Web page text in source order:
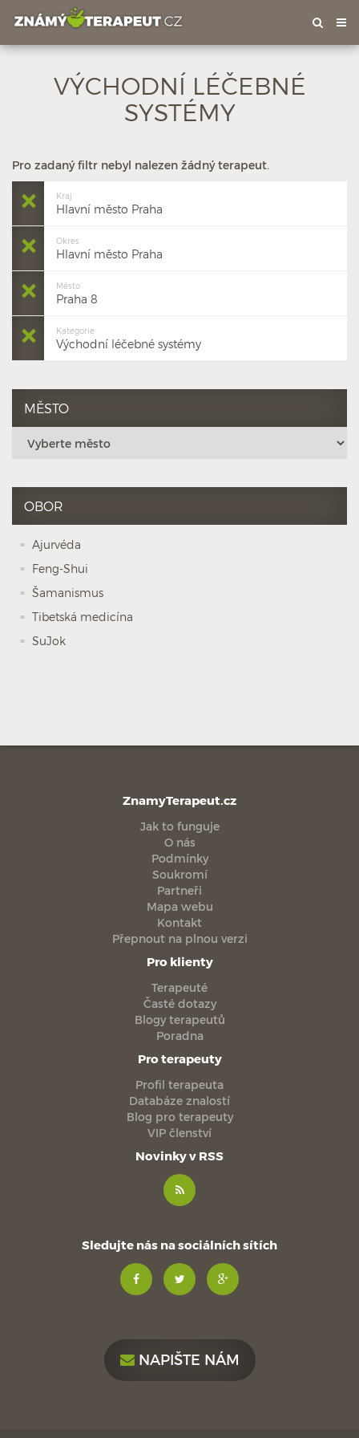
VÝCHODNÍ LÉČEBNÉ
SYSTÉMY
Pro zadaný filtr nebyl nalezen žádný terapeut.
Kraj
Hlavní město Praha
Okres
Hlavní město Praha
Město
Praha 8
Kategorie
Východní léčebné systémy
MĚSTO
OBOR
Ajurvéda
Feng-Shui
Šamanismus
Tibetská medicína
SuJok
ZnamyTerapeut.cz
Jak to funguje
O nás
Podmínky
Soukromí
Partneři
Mapa webu
Kontakt
Přepnout na plnou verzi
Pro klienty
Terapeuté
Časté dotazy
Blogy terapeutů
Poradna
Pro terapeuty
Profil terapeuta
Databáze znalostí
Blog pro terapeuty
VIP členství
Novinky v RSS
Sledujte nás na sociálních sítích
NAPIŠTE NÁM